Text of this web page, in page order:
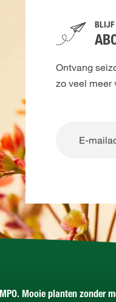
BLIJF
Ontvang
zo veel meer
Mooie planten zonder